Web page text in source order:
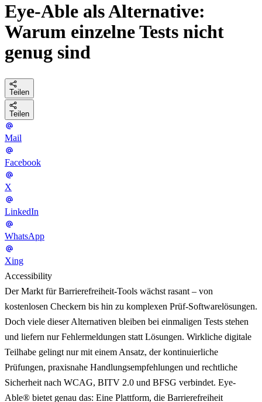
Eye-Able als Alternative:
Warum einzelne Tests nicht
genug sind
Teilen
Teilen
Mail
Facebook
X
LinkedIn
WhatsApp
Xing
Accessibility
Der Markt für Barrierefreiheit-Tools wächst rasant – von
kostenlosen Checkern bis hin zu komplexen Prüf-Softwarelösungen.
Doch viele dieser Alternativen bleiben bei einmaligen Tests stehen
und liefern nur Fehlermeldungen statt Lösungen. Wirkliche digitale
Teilhabe gelingt nur mit einem Ansatz, der kontinuierliche
Prüfungen, praxisnahe Handlungsempfehlungen und rechtliche
Sicherheit nach WCAG, BITV 2.0 und BFSG verbindet. Eye-
Able® bietet genau das: Eine Plattform, die Barrierefreiheit